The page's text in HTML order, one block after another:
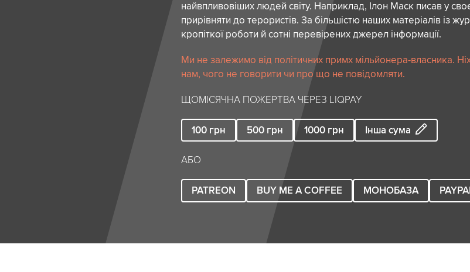
найвпливовіших людей світу. Наприклад, Ілон Маск писав у
прирівняти до терористів. За більшістю наших матеріалів із
кропіткої роботи й сотні перевірених джерел інформації.
Ми не залежимо від політичних примх мільйонера-власника.
нам, чого не говорити чи про що не повідомляти.
ЩОМІСЯЧНА ПОЖЕРТВА ЧЕРЕЗ LIQPAY
100 грн 500 грн 1000 грн Інша сума
АБО
PATREON BUY ME A COFFEE МОНОБАЗА